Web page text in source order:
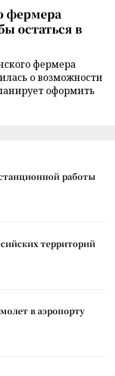
фермера
остаться в
фермера
о возможности
оформить
работы
территорий
в аэропорту